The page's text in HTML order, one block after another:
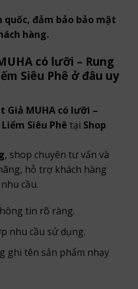
đảm bảo bảo mật
hàng.
có lưỡi – Rung
Siêu Phê ở đâu uy
Giả MUHA có lưỡi –
Siêu Phê tại Shop
, shop chuyên tư vấn và
hỗ trợ khách hàng
cầu.
tin rõ ràng.
nhu cầu sử dụng.
ghi tên sản phẩm nhạy